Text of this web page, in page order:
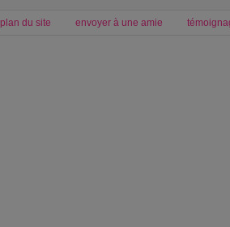
plan du site envoyer à une amie